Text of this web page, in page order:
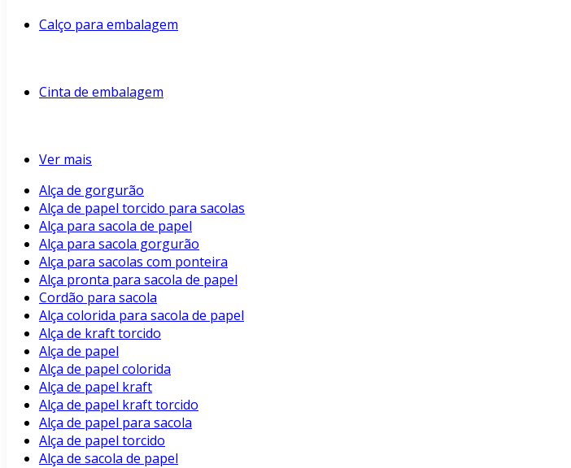
Calço para embalagem
Cinta de embalagem
Ver mais
Alça de gorgurão
Alça de papel torcido para sacolas
Alça para sacola de papel
Alça para sacola gorgurão
Alça para sacolas com ponteira
Alça pronta para sacola de papel
Cordão para sacola
Alça colorida para sacola de papel
Alça de kraft torcido
Alça de papel
Alça de papel colorida
Alça de papel kraft
Alça de papel kraft torcido
Alça de papel para sacola
Alça de papel torcido
Alça de sacola de papel